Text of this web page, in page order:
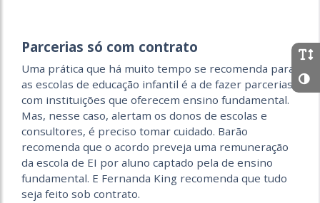
Parcerias só com contrato
Uma prática que há muito tempo se recomenda para
as escolas de educação infantil é a de fazer parcerias
com instituições que oferecem ensino fundamental.
Mas, nesse caso, alertam os donos de escolas e
consultores, é preciso tomar cuidado. Barão
recomenda que o acordo preveja uma remuneração
da escola de EI por aluno captado pela de ensino
fundamental. E Fernanda King recomenda que tudo
seja feito sob contrato.